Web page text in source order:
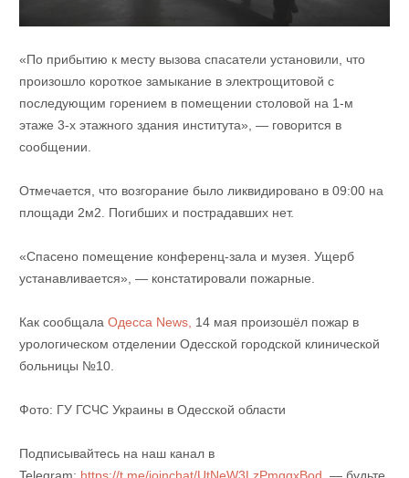
«По прибытию к месту вызова спасатели установили, что
произошло короткое замыкание в электрощитовой с
последующим горением в помещении столовой на 1-м
этаже 3-х этажного здания института», — говорится в
сообщении.
Отмечается, что возгорание было ликвидировано в 09:00 на
площади 2м2. Погибших и пострадавших нет.
«Спасено помещение конференц-зала и музея. Ущерб
устанавливается», — констатировали пожарные.
Как сообщала Одесса News, 14 мая произошёл пожар в
урологическом отделении Одесской городской клинической
больницы №10.
Фото: ГУ ГСЧС Украины в Одесской области
Подписывайтесь на наш канал в